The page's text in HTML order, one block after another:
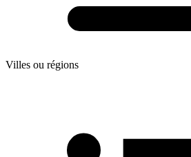
Villes ou régions